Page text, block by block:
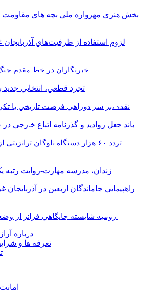
بخش هنری مهرواره ملی بچه های مقاومت
لزوم استفاده از ظرفيت‌هاي آذربايجان
خبرنگاران در خط مقدم
تجرد قطعي، انتخابي
نقده ،بر سر دوراهي فرصت تاريخي يا
باند جعل روادید و گذرنامه اتباع خارجی
تردد ۶۰ هزار دستگاه ناوگان
زندان، مدرسه مهارت-روايت رتبه
راهپيمايي جاماندگان اربعين در
اروميه شايسته جايگاهي فراتر از
درباره
تعرفه ها و